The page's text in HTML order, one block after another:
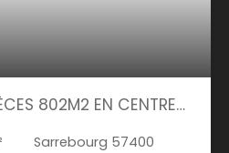
802M2 EN CENTRE
Sarrebourg 57400